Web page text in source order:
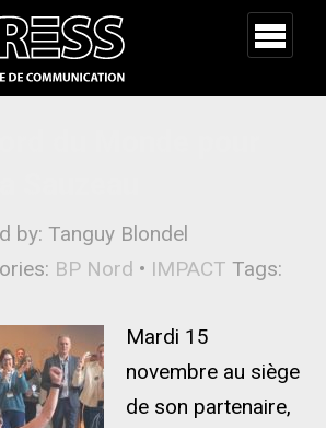
by: Tanguy Blondel
BP Nord • IMPACT Tags:
Mardi 15
novembre au siège
de son partenaire,